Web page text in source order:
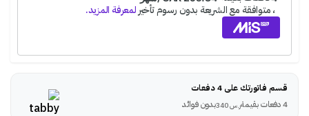
قسم فاتورتك على 4 دفعات
4 دفعات بقيمة
ر.س بدون فوائد